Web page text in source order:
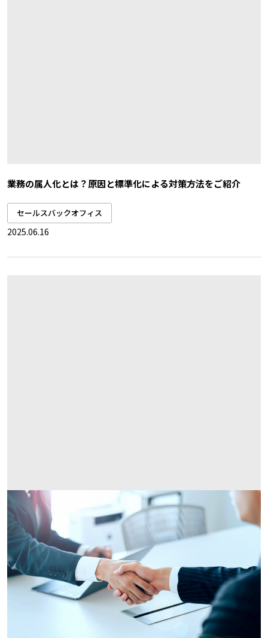
業務の属人化とは？原因と標準化による対策方法をご紹介
セールスバックオフィス
2025.06.16